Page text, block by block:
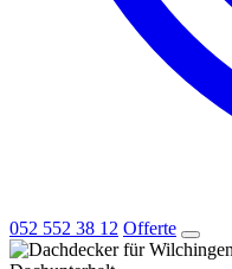
052 552 38 12 Offerte